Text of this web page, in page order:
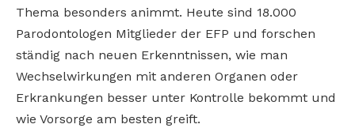
Thema besonders animmt. Heute sind 18.000
Parodontologen Mitglieder der EFP und forschen
ständig nach neuen Erkenntnissen, wie man
Wechselwirkungen mit anderen Organen oder
Erkrankungen besser unter Kontrolle bekommt und
wie Vorsorge am besten greift.